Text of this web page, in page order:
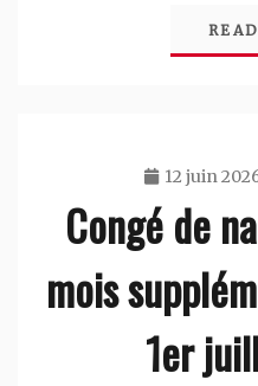
12 juin
Congé de
mois
1er